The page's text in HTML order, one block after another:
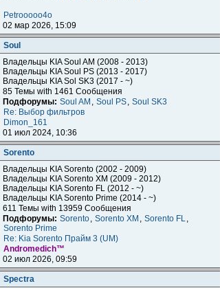
Petrooooo4o
02 мар 2026, 15:09
Soul
Владельцы KIA Soul AM (2008 - 2013)
Владельцы KIA Soul PS (2013 - 2017)
Владельцы KIA Sol SK3 (2017 - ~)
85 Темы with 1461 Сообщения
Подфорумы: Soul AM , Soul PS, Soul SK3
Re: Выбор фильтров
Dimon_161
01 июл 2024, 10:36
Sorento
Владельцы KIA Sorento (2002 - 2009)
Владельцы KIA Sorento XM (2009 - 2012)
Владельцы KIA Sorento FL (2012 - ~)
Владельцы KIA Sorento Prime (2014 - ~)
611 Темы with 13959 Сообщения
Подфорумы: Sorento, Sorento XM , Sorento FL,
Sorento Prime
Re: Kia Sorento Прайм 3 (UM)
Andromedich™
02 июл 2026, 09:59
Spectra